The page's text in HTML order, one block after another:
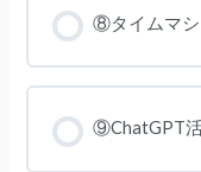
⑧タイムマ
⑨ChatGPT